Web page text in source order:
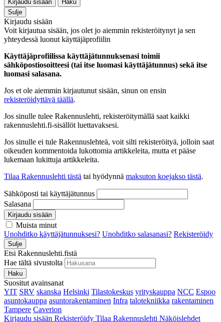
Kirjaudu sisään
Haku
Sulje
Kirjaudu sisään
Voit kirjautua sisään, jos olet jo aiemmin rekisteröitynyt ja sen
yhteydessä luonut käyttäjäprofiilin
Käyttäjäprofiilissa käyttäjätunnuksenasi toimii
sähköpostiosoitteesi (tai itse luomasi käyttäjätunnus) sekä itse
luomasi salasana.
Jos et ole aiemmin kirjautunut sisään, sinun on ensin
rekisteröidyttävä täällä.
Jos sinulle tulee Rakennuslehti, rekisteröitymällä saat kaikki
rakennuslehti.fi-sisällöt luettavaksesi.
Jos sinulle ei tule Rakennuslehteä, voit silti rekisteröityä, jolloin saat
oikeuden kommentoida lukottomia artikkeleita, mutta et pääse
lukemaan lukittuja artikkeleita.
Tilaa Rakennuslehti tästä tai hyödynnä maksuton koejakso tästä.
Sähköposti tai käyttäjätunnus
Salasana
Kirjaudu sisään
Muista minut
Unohditko käyttäjätunnuksesi? Unohditko salasanasi? Rekisteröidy
Sulje
Etsi Rakennuslehti.fistä
Hae tältä sivustolta
Haku
Suositut avainsanat
YIT SRV skanska Helsinki Tilastokeskus yrityskauppa NCC Espoo
asuntokauppa asuntorakentaminen Infra talotekniikka rakentaminen
Tampere Caverion
Kirjaudu sisään Rekisteröidy Tilaa Rakennuslehti Näköislehdet